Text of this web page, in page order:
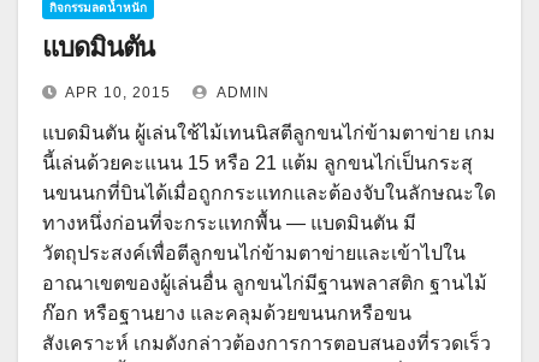
กิจกรรมลดน้ำหนัก
แบดมินตัน
APR 10, 2015 ADMIN
แบดมินตัน ผู้เล่นใช้ไม้เทนนิสตีลูกขนไก่ข้ามตาข่าย เกม
นี้เล่นด้วยคะแนน 15 หรือ 21 แต้ม ลูกขนไก่เป็นกระสุ
นขนนกที่บินได้เมื่อถูกกระแทกและต้องจับในลักษณะใด
ทางหนึ่งก่อนที่จะกระแทกพื้น — แบดมินตัน มี
วัตถุประสงค์เพื่อตีลูกขนไก่ข้ามตาข่ายและเข้าไปใน
อาณาเขตของผู้เล่นอื่น ลูกขนไก่มีฐานพลาสติก ฐานไม้
ก๊อก หรือฐานยาง และคลุมด้วยขนนกหรือขน
สังเคราะห์ เกมดังกล่าวต้องการการตอบสนองที่รวดเร็ว